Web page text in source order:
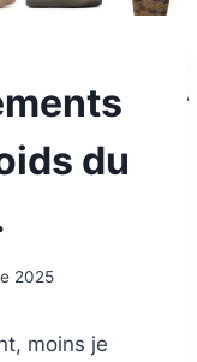
du
2025
moins je